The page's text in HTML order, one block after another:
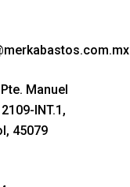
Manuel
INT.1,
45079